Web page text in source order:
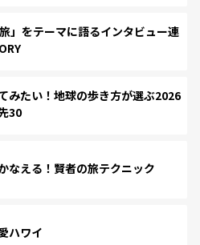
」をテーマに語るインタビュー連
みたい！地球の歩き方が選ぶ2026
30
なえる！賢者の旅テクニック
ハワイ